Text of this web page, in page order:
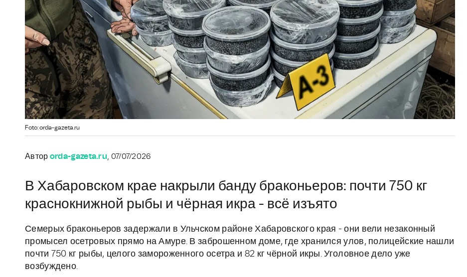
Foto: orda-gazeta.ru
Автор orda-gazeta.ru, 07/07/2026
В Хабаровском крае накрыли банду браконьеров: почти 750 кг
краснокнижной рыбы и чёрная икра - всё изъято
Семерых браконьеров задержали в Ульчском районе Хабаровского края - они вели незаконный
промысел осетровых прямо на Амуре. В заброшенном доме, где хранился улов, полицейские нашли
почти 750 кг рыбы, целого замороженного осетра и 82 кг чёрной икры. Уголовное дело уже
возбуждено.